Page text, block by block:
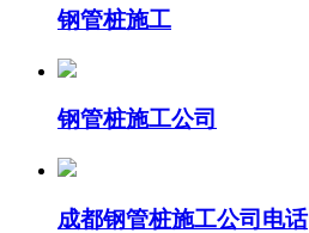
钢管桩施工
钢管桩施工公司
成都钢管桩施工公司电话